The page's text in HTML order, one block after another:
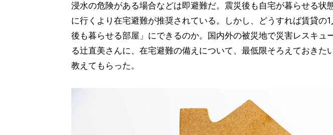
浸水の危険がある場合などは即避難だ。震災後も自宅が暮らせる状
に行くより在宅避難が推奨されている。しかし、どうすれば賃貸の
後も暮らせる部屋」にできるのか。国内外の被災地で災害レスキュ
る辻直美さんに、在宅避難の備えについて、最低限そろえておきた
教えてもらった。